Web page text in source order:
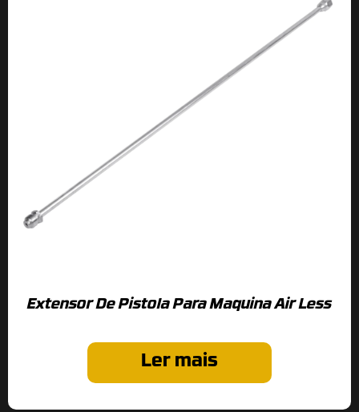
Extensor De Pistola Para Maquina Air Less
Ler mais